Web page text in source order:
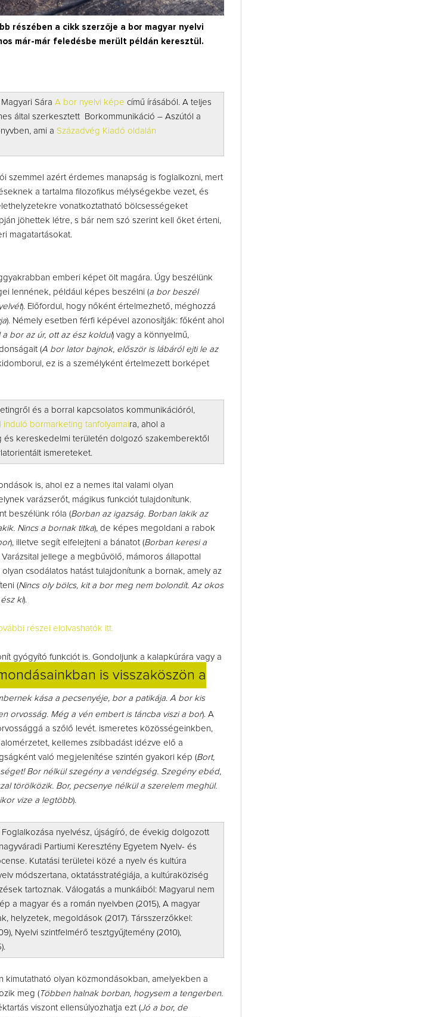
részében a cikk szerzője a bor magyar nyelvi
már-már feledésbe merült példán keresztül.
Sára A bor nyelvi képe című írásából. A teljes
által szerkesztett Borkommunikáció – Aszútól a
ami a Századvég Kiadó oldalán
szemmel azért érdemes manapság is foglalkozni, mert
a tartalma filozofikus mélységekbe vezet, és
vonatkoztatható bölcsességeket
jöhettek létre, s bár nem szó szerint kell őket érteni,
magatartásokat.
emberi képet ölt magára. Úgy beszélünk
lennének, például képes beszélni (a bor beszél
). Előfordul, hogy nőként értelmezhető, méghozzá
). Némely esetben férfi képével azonosítják: főként ahol
a bor az úr, ott az ész koldul) vagy a könnyelmű,
(A bor lator bajnok, először is lábáról ejti le az
ez is a személyként értelmezett borképet
és a borral kapcsolatos kommunikációról,
induló bormarketing tanfolyamaira, ahol a
és kereskedelmi területén dolgozó szakemberektől
ismereteket.
is, ahol ez a nemes ital valami olyan
varázserőt, mágikus funkciót tulajdonítunk.
beszélünk róla (Borban az igazság. Borban lakik az
Nincs a bornak titka), de képes megoldani a rabok
), illetve segít elfelejteni a bánatot (Borban keresi a
Varázsital jellege a megbűvölő, mámoros állapottal
csodálatos hatást tulajdonítunk a bornak, amely az
(Nincs oly bölcs, kit a bor meg nem bolondít. Az okos
ki).
részei elolvashatók itt.
gyógyító funkciót is. Gondoljunk a kalapkúrára vagy a
is visszaköszön a
kása a pecsenyéje, bor a patikája. A bor kis
orvosság. Még a vén embert is táncba viszi a bor). A
a szőlő levét. ismeretes közösségeinkben,
kellemes zsibbadást idézve elő a
való megjelenítése szintén gyakori kép (Bort,
Bor nélkül szegény a vendégség. Szegény ebéd,
törölközik. Bor, pecsenye nélkül a szerelem meghül.
vize a legtöbb).
Foglalkozása nyelvész, újságíró, de évekig dolgozott
Partiumi Keresztény Egyetem Nyelv- és
Kutatási területei közé a nyelv és kultúra
módszertana, oktatásstratégiája, a kultúraköziség
tartoznak. Válogatás a munkáiból: Magyarul nem
a magyar és a román nyelvben (2015), A magyar
helyzetek, megoldások (2017). Társszerzőkkel:
Nyelvi szintfelmérő tesztgyűjtemény (2010),
kimutatható olyan közmondásokban, amelyekben a
meg (Többen halnak borban, hogysem a tengerben.
viszont ellensúlyozhatja ezt (Jó a bor, de